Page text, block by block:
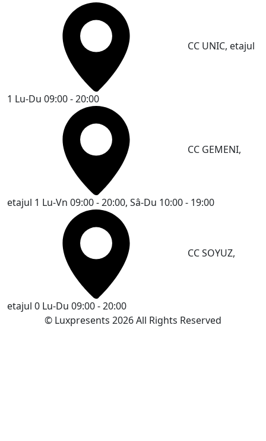
CC UNIC, etajul
1 Lu-Du 09:00 - 20:00
CC GEMENI,
etajul 1 Lu-Vn 09:00 - 20:00, Sâ-Du 10:00 - 19:00
CC SOYUZ,
etajul 0 Lu-Du 09:00 - 20:00
© Luxpresents 2026 All Rights Reserved